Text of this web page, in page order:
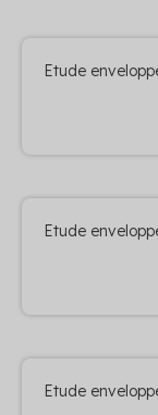
Etude
Etude
Etude